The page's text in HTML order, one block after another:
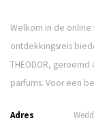
Welkom in de online
ontdekkingsreis
THEODOR,
parfums. Voor een
Adres